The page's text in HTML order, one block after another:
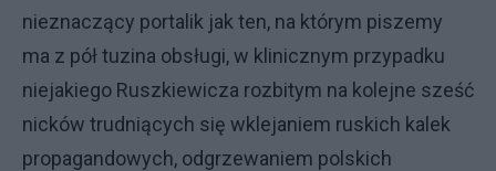
nieznaczący portalik jak ten, na którym piszemy
ma z pół tuzina obsługi, w klinicznym przypadku
niejakiego Ruszkiewicza rozbitym na kolejne sześć
nicków trudniących się wklejaniem ruskich kalek
propagandowych, odgrzewaniem polskich